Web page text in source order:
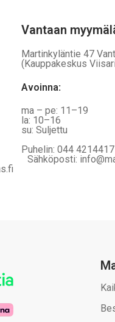
Vantaan
Martinkyläntie 47
(Kauppakeskus
Avoinna:
ma – pe: 11–19
la: 10–16
su: Suljettu
Puhelin: 044 4214417
Sähköposti: